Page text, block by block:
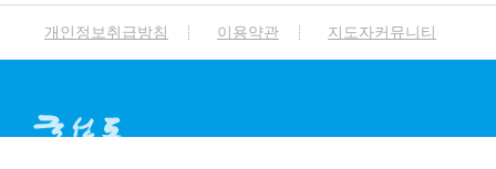
개인정보취급방침 이용약관 지도자커뮤니티